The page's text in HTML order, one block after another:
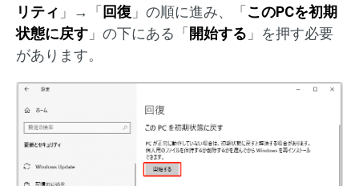
リティ 」→「 回復 」の順に進み、「 このPCを初期
状態に戻す 」の下にある「 開始する 」を押す必要
があります。